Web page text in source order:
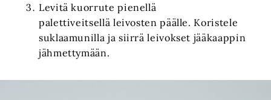
Levitä kuorrute pienellä
palettiveitsellä leivosten päälle. Koristele
suklaamunilla ja siirrä leivokset jääkaappin
jähmettymään.